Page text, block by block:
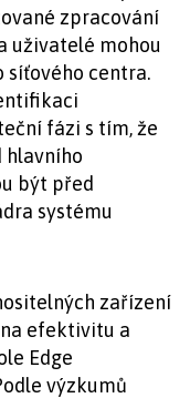
zpracování
uživatelé mohou
síťového centra.
fázi s tím, že
hlavního
být před
systému
zařízení
efektivitu a
Edge
výzkumů